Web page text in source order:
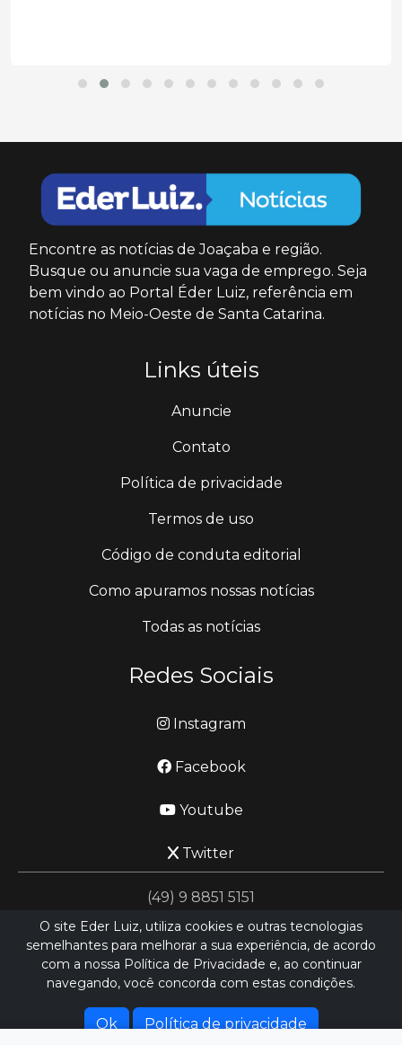
Encontre as notícias de Joaçaba e região.
Busque ou anuncie sua vaga de emprego. Seja
bem vindo ao Portal Éder Luiz, referência em
notícias no Meio-Oeste de Santa Catarina.
Links úteis
Anuncie
Contato
Política de privacidade
Termos de uso
Código de conduta editorial
Como apuramos nossas notícias
Todas as notícias
Redes Sociais
Instagram
Facebook
Youtube
Twitter
(49) 9 8851 5151
jornalismo@ederluiz.com.vc
Hospedado porHEXIO CLOUD
O site Eder Luiz, utiliza cookies e outras tecnologias
semelhantes para melhorar a sua experiência, de acordo
com a nossa Política de Privacidade e, ao continuar
navegando, você concorda com estas condições.
Ok Política de privacidade